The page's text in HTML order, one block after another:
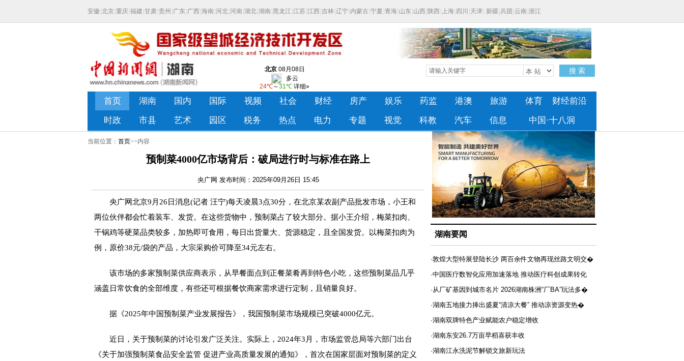
当前位置： 首页>>内容
预制菜4000亿市场背后：破局进行时与标准在路上
央广网 发布时间：2025年09月26日 15:45
央广网北京9月26日消息(记者 汪宁)每天凌晨3点30分，在北京某农副产品批发市场，小王和
两位伙伴都会忙着装车、发货。在这些货物中，预制菜占了较大部分。据小王介绍，梅菜扣肉、
干锅鸡等硬菜品类较多，加热即可食用，每日出货量大、货源稳定，且全国发货。以梅菜扣肉为
例，原价38元/袋的产品，大宗采购价可降至34元左右。
该市场的多家预制菜供应商表示，从早餐面点到正餐菜肴再到特色小吃，这些预制菜品几乎
涵盖日常饮食的全部维度，有些还可根据餐饮商家需求进行定制，且销量良好。
据《2025年中国预制菜产业发展报告》，我国预制菜市场规模已突破4000亿元。
近日，关于预制菜的讨论引发广泛关注。实际上，2024年3月，市场监管总局等六部门出台
《关于加强预制菜食品安全监管 促进产业高质量发展的通知》，首次在国家层面对预制菜的定义
湖南要闻
·敦煌大型特展登陆长沙 两百余件文物再现丝路文明交�
·中国医疗数智化应用加速落地 推动医疗科创成果转化
·从厂矿基因到城市名片 2026湖南株洲“厂BA”玩法多�
·湖南五地接力捧出盛夏“清凉大餐” 推动凉资源变热�
·湖南双牌特色产业赋能农户稳定增收
·湖南东安26.7万亩早稻喜获丰收
·湖南江永洗泥节解锁文旅新玩法